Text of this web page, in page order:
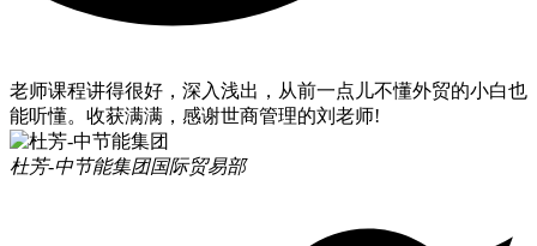
老师课程讲得很好，深入浅出，从前一点儿不懂外贸的小白也
能听懂。收获满满，感谢世商管理的刘老师!
杜芳-中节能集团国际贸易部